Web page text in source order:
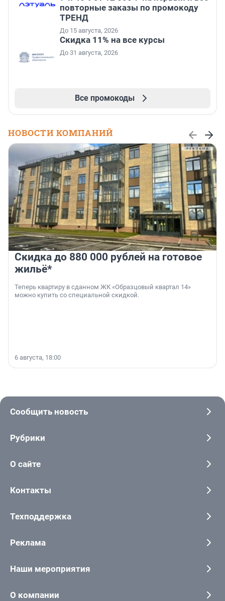
повторные заказы по промокоду
ТРЕНД
До 15 августа, 2026
Скидка 11% на все курсы
До 31 августа, 2026
Все промокоды
НОВОСТИ КОМПАНИЙ
Скидка до 880 000 рублей на готовое
жильё*
Теперь квартиру в сданном ЖК «Образцовый квартал 14»
можно купить со специальной скидкой.
6 августа, 18:00
Сообщить новость
Рубрики
О сайте
Контакты
Техподдержка
Реклама
Наши мероприятия
О компании